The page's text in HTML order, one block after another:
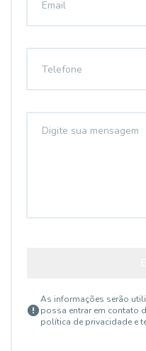
As informações serão
possa entrar em contato
política de privacidade e